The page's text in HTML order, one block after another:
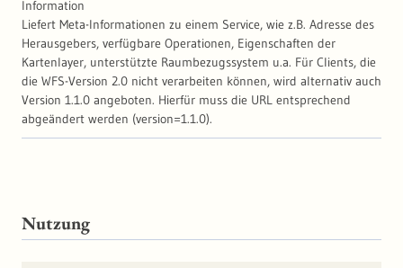
Information
Liefert Meta-Informationen zu einem Service, wie z.B. Adresse des
Herausgebers, verfügbare Operationen, Eigenschaften der
Kartenlayer, unterstützte Raumbezugssystem u.a. Für Clients, die
die WFS-Version 2.0 nicht verarbeiten können, wird alternativ auch
Version 1.1.0 angeboten. Hierfür muss die URL entsprechend
abgeändert werden (version=1.1.0).
Nutzung